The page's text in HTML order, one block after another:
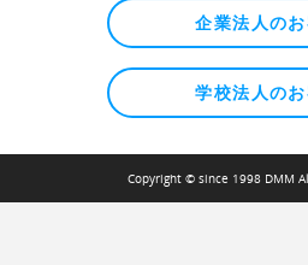
企業法人の
学校法人の
Copyright © since 1998 DMM